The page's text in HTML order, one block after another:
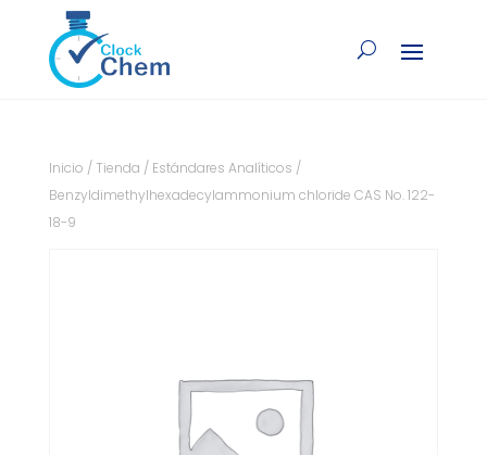
Inicio / Tienda / Estándares Analíticos /
Benzyldimethylhexadecylammonium chloride CAS No. 122-
18-9